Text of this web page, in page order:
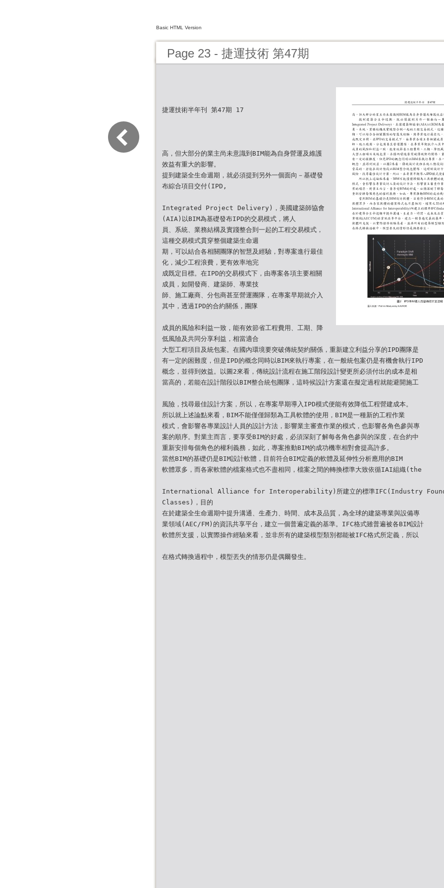
Basic HTML Version
Page 23 - 捷運技術 第47期
捷運技術半年刊 第47期 17
高，但大部分的業主尚未意識到BIM能為自身營運及維護
效益有重大的影響。
提到建築全生命週期，就必須提到另外一個面向－基礎發
布綜合項目交付(IPD,
Integrated Project Delivery)，美國建築師協會
(AIA)以BIM為基礎發布IPD的交易模式，將人
員、系統、業務結構及實踐整合到一起的工程交易模式，
這種交易模式貫穿整個建築生命週
期，可以結合各相關團隊的智慧及經驗，對專案進行最佳
化，減少工程浪費，更有效率地完
成既定目標。在IPD的交易模式下，由專案各項主要相關
成員，如開發商、建築師、專業技
師、施工廠商、分包商甚至營運團隊，在專案早期就介入
其中，透過IPD的合約關係，團隊
成員的風險和利益一致，能有效節省工程費用、工期、降
低風險及共同分享利益，相當適合
大型工程項目及統包案。在國內環境要突破傳統契約關係，重新建立利益分享的IPD團隊是
有一定的困難度，但是IPD的概念同時以BIM來執行專案，在一般統包案仍是有機會執行IPD
概念，並得到效益。以圖2來看，傳統設計流程在施工階段設計變更所必須付出的成本是相
當高的，若能在設計階段以BIM整合統包團隊，這時候設計方案還在擬定過程就能避開施工
風險，找尋最佳設計方案，所以，在專案早期導入IPD模式便能有效降低工程營建成本。
所以就上述論點來看，BIM不能僅僅歸類為工具軟體的使用，BIM是一種新的工程作業
模式，會影響各專業設計人員的設計方法，影響業主審查作業的模式，也影響各角色參與專
案的順序。對業主而言，要享受BIM的好處，必須深刻了解每各角色參與的深度，在合約中
重新安排每個角色的權利義務，如此，專案推動BIM的成功機率相對會提高許多。
當然BIM的基礎仍是BIM設計軟體，目前符合BIM定義的軟體及延伸性分析應用的BIM
軟體眾多，而各家軟體的檔案格式也不盡相同，檔案之間的轉換標準大致依循IAI組織(the
International Alliance for Interoperability)所建立的標準IFC(Industry
Classes)，目的
在於建築全生命週期中提升溝通、生產力、時間、成本及品質，為全球的建築專業與設備專
業領域(AEC/FM)的資訊共享平台，建立一個普遍定義的基準。IFC格式雖普遍被各BIM設計
軟體所支援，以實際操作經驗來看，並非所有的建築模型類別都能被IFC格式所定義，所以
在格式轉換過程中，模型丟失的情形仍是偶爾發生。